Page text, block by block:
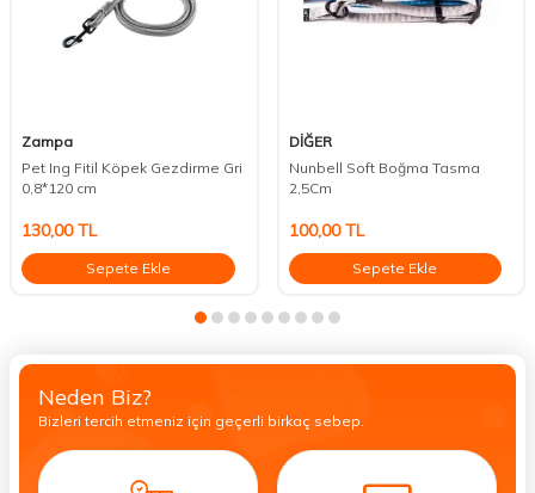
Zampa
Pet Ing Fitil Köpek Gezdirme Gri
0,8*120 cm
130,00TL
Sepete Ekle
DİĞER
Nunbell Soft Boğma Tasma
2,5Cm
100,00TL
Sepete Ekle
Neden Biz?
Bizleri tercih etmeniz için geçerli birkaç sebep.